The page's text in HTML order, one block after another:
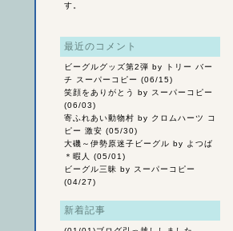
す。
最近のコメント
ビーグルグッズ第2弾 by トリー バー
チ スーパーコピー (06/15)
笑顔をありがとう
by スーパーコピー
(06/03)
寄ふれあい動物村 by クロムハーツ コ
ピー 激安 (05/30)
大磯～伊勢原迷子ビーグル by よつば
＊暇人 (05/01)
ビーグル三昧 by スーパーコピー
(04/27)
新着記事